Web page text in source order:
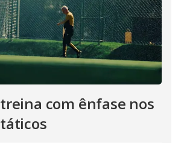
com ênfase nos